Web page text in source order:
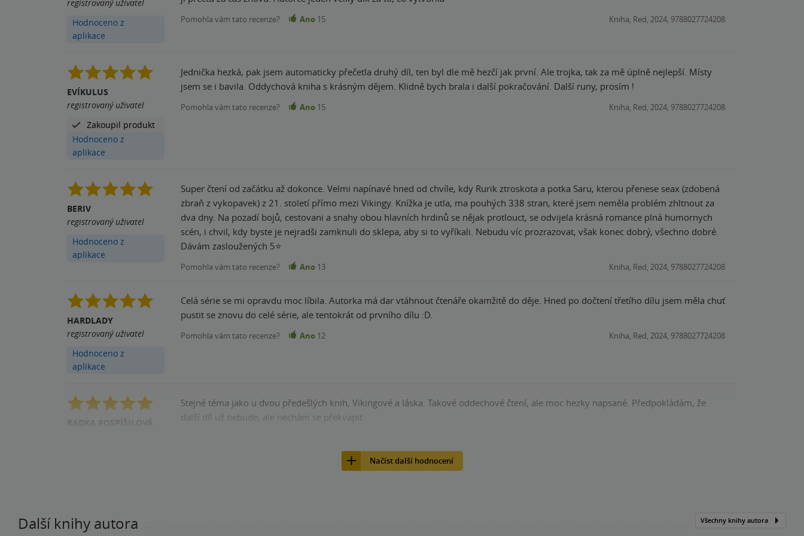
registrovaný uživatel
Hodnoceno z
aplikace
Pomohla vám tato recenze? Ano 15 Kniha, Red, 2024, 9788027724208
EVÍKULUS
registrovaný uživatel
Zakoupil produkt
Hodnoceno z
aplikace
Jednička hezká, pak jsem automaticky přečetla druhý díl, ten byl dle mě hezčí jak první. Ale trojka, tak za mě úplně nejlepší. Místy
jsem se i bavila. Oddychová kniha s krásným dějem. Klidně bych brala i další pokračování. Další runy, prosím !
Pomohla vám tato recenze? Ano 15 Kniha, Red, 2024, 9788027724208
BERIV
registrovaný uživatel
Hodnoceno z
aplikace
Super čtení od začátku až dokonce. Velmi napínavé hned od chvíle, kdy Rurik ztroskota a potka Saru, kterou přenese seax (zdobená
zbraň z vykopavek) z 21. století přímo mezi Vikingy. Knížka je utla, ma pouhých 338 stran, které jsem neměla problém zhltnout za
dva dny. Na pozadí bojů, cestovani a snahy obou hlavních hrdinů se nějak protlouct, se odvijela krásná romance plná humornych
scén, i chvil, kdy byste je nejradši zamknuli do sklepa, aby si to vyříkali. Nebudu víc prozrazovat, však konec dobrý, všechno dobré.
Dávám zasloužených 5⭐
Pomohla vám tato recenze? Ano 13 Kniha, Red, 2024, 9788027724208
HARDLADY
registrovaný uživatel
Hodnoceno z
aplikace
Celá série se mi opravdu moc líbila. Autorka má dar vtáhnout čtenáře okamžitě do děje. Hned po dočtení třetího dílu jsem měla chuť
pustit se znovu do celé série, ale tentokrát od prvního dílu :D.
Pomohla vám tato recenze? Ano 12 Kniha, Red, 2024, 9788027724208
RADKA POSPÍŠILOVÁ
Stejné téma jako u dvou předešlých knih, Vikingové a láska. Takové oddechové čtení, ale moc hezky napsané. Předpokládám, že
další díl už nebude, ale nechám se překvapit.
Načíst další hodnocení
Další knihy autora Všechny knihy autora